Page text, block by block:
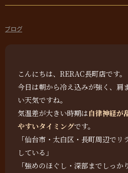
ブログ
こんにちは、RERAC長町店です。
今日は朝から冷え込みが強く、肩
い天気ですね。
気温差が大きい時期は自律神経が
やすいタイミングです。
「仙台市・太白区・長町周辺で
している」
「強めのほぐし・深部までしっ